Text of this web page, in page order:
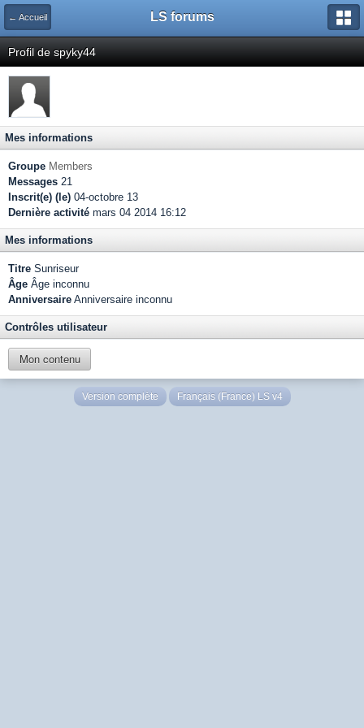
← Accueil LS forums
Profil de spyky44
Mes informations
Groupe Members
Messages 21
Inscrit(e) (le) 04-octobre 13
Dernière activité mars 04 2014 16:12
Mes informations
Titre Sunriseur
Âge Âge inconnu
Anniversaire Anniversaire inconnu
Contrôles utilisateur
Mon contenu
Version complète Français (France) LS v4